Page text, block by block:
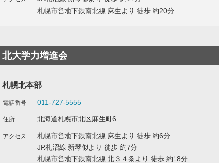
札幌市営地下鉄南北線 麻生より 徒歩 約20分
北大学力増進会
札幌北本部
011-727-5555
北海道札幌市北区麻生町6
札幌市営地下鉄南北線 麻生より 徒歩 約6分
JR札沼線 新琴似より 徒歩 約7分
札幌市営地下鉄南北線 北３４条より 徒歩 約18分